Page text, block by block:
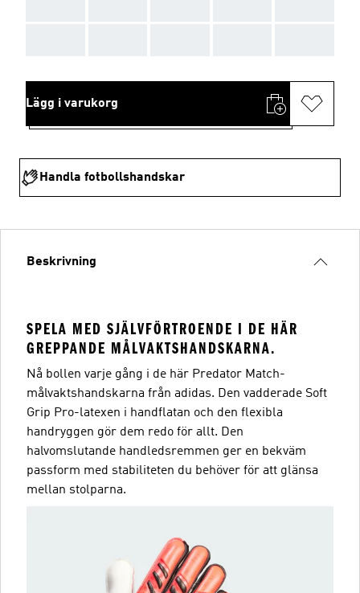
Lägg i varukorg
Handla fotbollshandskar
Beskrivning
SPELA MED SJÄLVFÖRTROENDE I DE HÄR
GREPPANDE MÅLVAKTSHANDSKARNA.
Nå bollen varje gång i de här Predator Match-
målvaktshandskarna från adidas. Den vadderade Soft
Grip Pro-latexen i handflatan och den flexibla
handryggen gör dem redo för allt. Den
halvomslutande handledsremmen ger en bekväm
passform med stabiliteten du behöver för att glänsa
mellan stolparna.